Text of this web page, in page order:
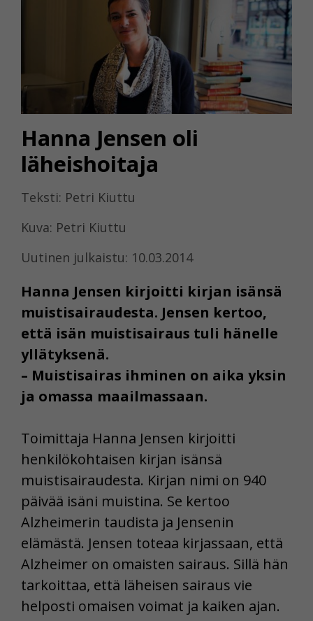
Hanna Jensen oli
läheishoitaja
Teksti: Petri Kiuttu
Kuva: Petri Kiuttu
Uutinen julkaistu: 10.03.2014
Hanna Jensen kirjoitti kirjan isänsä
muistisairaudesta. Jensen kertoo,
että isän muistisairaus tuli hänelle
yllätyksenä.
– Muistisairas ihminen on aika yksin
ja omassa maailmassaan.
Toimittaja Hanna Jensen kirjoitti
henkilökohtaisen kirjan isänsä
muistisairaudesta. Kirjan nimi on 940
päivää isäni muistina. Se kertoo
Alzheimerin taudista ja Jensenin
elämästä. Jensen toteaa kirjassaan, että
Alzheimer on omaisten sairaus. Sillä hän
tarkoittaa, että läheisen sairaus vie
helposti omaisen voimat ja kaiken ajan.